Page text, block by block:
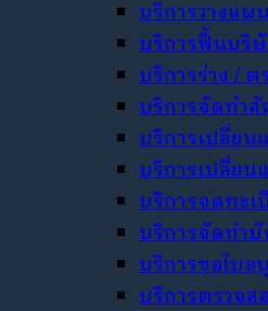
บริการวางแ
บริการฟื้นบริ
บริการร่าง /
บริการจัดทำ
บริการเปลี่ย
บริการเปลี่ย
บริการจดทะ
บริการจัดทำ
บริการขอใบ
บริการตรวจส